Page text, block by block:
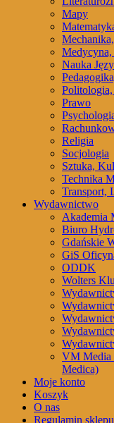
Mapy
Medycyna,
Nauka
Prawo
Religia
Socjologia
Sztuka,
Technika
Transport,
Wydawnictwo
Akademia
Biuro
Gdańskie
GiS
ODDK
Wolters
VM Media
Medica)
Moje konto
Koszyk
O nas
Regulamin sklepu